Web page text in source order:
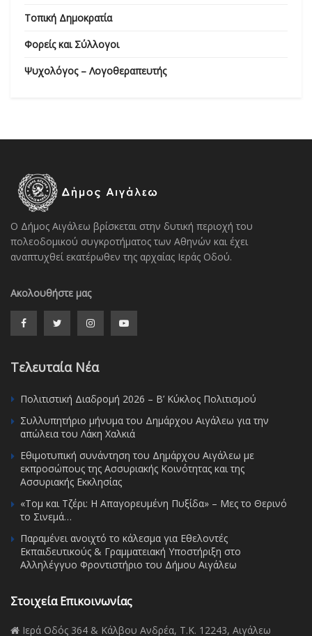
Τοπική Δημοκρατία
Φορείς και Σύλλογοι
Ψυχολόγος – Λογοθεραπευτής
Ο Δήμος Αιγάλεω βρίσκεται στην δυτική περιοχή του
πολεοδομικού συγκροτήματος των Αθηνών και έχει
αναπτυχθεί εκατέρωθεν της αρχαίας Ιεράς Οδού.
Ακολουθήστε μας
Τελευταία Νέα
Πολιτιστική Διαδρομή 2026 – Β’ Κύκλος Πολιτισμού
Συλλυπητήριο μήνυμα του Δημάρχου Αιγάλεω για την
απώλεια του Λάκη Χαλκιά
Εθιμοτυπική συνάντηση του Δημάρχου Αιγάλεω με
εκπροσώπους της Ασσυριακής Κοινότητας και της
Ασσυριακής Εκκλησίας
«Τομ και Τζέρι: Η Απαγορευμένη Πυξίδα» – Μες το Θερινό
το Σινεμά…
Παραμένει ανοιχτό το κάλεσμα για Εθελοντές
Εκπαιδευτικούς & Γραμματειακή Υποστήριξη στο
Αλληλέγγυο Φροντιστήριο του Δήμου Αιγάλεω
Στοιχεία Επικοινωνίας
Ιερά Οδός 364 & Κάλβου Ανδρέα, Τ.Κ. 12243, Αιγάλεω